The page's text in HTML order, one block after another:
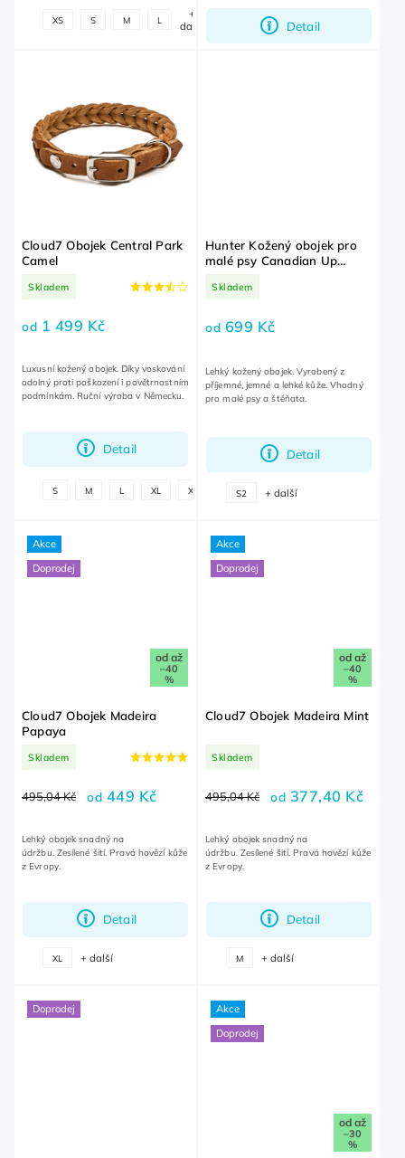
XS S M L
+
další
Detail
Cloud7 Obojek Central Park
Camel
Skladem
od 1 499 Kč
Detail
Luxusní kožený obojek. Díky voskování
odolný proti poškození i povětrnostním
podmínkám. Ruční výroba v Německu.
S M L XL XXL
další
Hunter Kožený obojek pro
malé psy Canadian Up
Skladem
od 699 Kč
Detail
Lehký kožený obojek. Vyrobený z
příjemné, jemné a lehké kůže. Vhodný
pro malé psy a štěňata.
S2 + další
Akce
Doprodej
od až
–40
%
Cloud7 Obojek Madeira
Papaya
Skladem
495,04 Kč od 449 Kč
Detail
Lehký obojek snadný na
údržbu. Zesílené šití. Pravá hovězí kůže
z Evropy.
XL + další
Akce
Doprodej
od až
–40
%
Cloud7 Obojek Madeira Mint
Skladem
495,04 Kč od 377,40 Kč
Detail
Lehký obojek snadný na
údržbu. Zesílené šití. Pravá hovězí kůže
z Evropy.
M + další
Doprodej
Akce
Doprodej
od až
–30
%